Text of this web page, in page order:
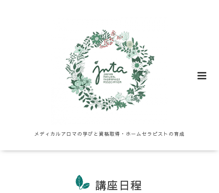
メディカルアロマの学びと資格取得・ホームセラピストの育成
講座日程